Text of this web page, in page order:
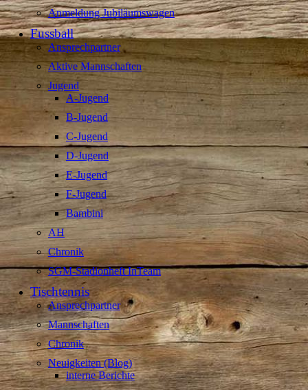
Anmeldung Jubiläumswagen
Fussball
Ansprechpartner
Aktive Mannschaften
Jugend
A-Jugend
B-Jugend
C-Jugend
D-Jugend
E-Jugend
F-Jugend
Bambini
AH
Chronik
SGM-Stadionheft InTeam
Tischtennis
Ansprechpartner
Mannschaften
Chronik
Neuigkeiten (Blog)
interne Berichte